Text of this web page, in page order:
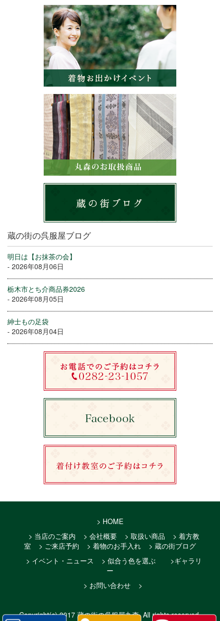
蔵の街の呉服屋ブログ
明日は【お抹茶の会】
- 2026年08月06日
栃木市とち介商品券2026
- 2026年08月05日
紳士もの足袋
- 2026年08月04日
> HOME
> 当店のご案内
> 会社概要 > 取扱い商品
> 着方教
室
> ご来店予約 > 着物のお手入れ
> 蔵の街ブログ
> イベント・ニュース
> 似合う色を選ぶ
>ギャラリ
ー
> お問い合わせ
>
Copyright(c)2017 蔵の街の呉服屋丸森. All rights reserved.